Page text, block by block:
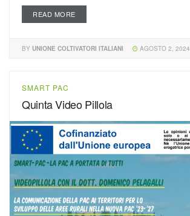
READ MORE
BY UNIONE COLTIVATORI ITALIANI AGOSTO 2, 2024
SMART PAC
Quinta Video Pillola